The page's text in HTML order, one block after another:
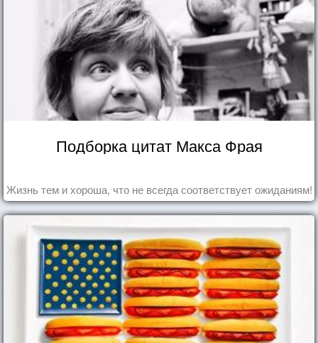
Подборка цитат Макса Фрая
Жизнь тем и хороша, что не всегда соответствует ожиданиям!